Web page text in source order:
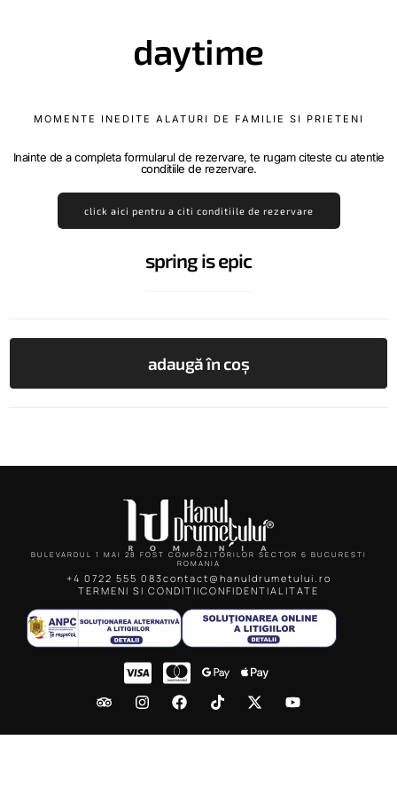
daytime
MOMENTE INEDITE ALATURI DE FAMILIE SI PRIETENI
Inainte de a completa formularul de rezervare, te rugam citeste cu atentie
conditiile de rezervare.
click aici pentru a citi conditiile de rezervare
spring is epic
adaugă în coș
BULEVARDUL 1 MAI 28 FOST COMPOZITORILOR SECTOR 6 BUCURESTI
ROMANIA
+4 0722 555 083contact@hanuldrumetului.ro
TERMENI SI CONDITIICONFIDENTIALITATE